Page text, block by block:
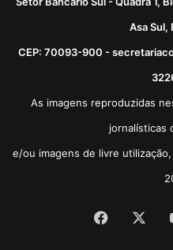
Asa Sul,
CEP: 70093-900 -
As imagens reproduzidas
jornalísticas
e/ou imagens de livre